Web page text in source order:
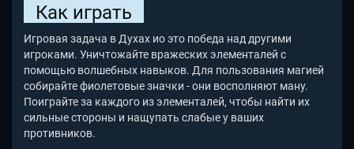
Как играть
Игровая задача в Духах ио это победа над другими
игроками. Уничтожайте вражеских элементалей с
помощью волшебных навыков. Для пользования магией
собирайте фиолетовые значки - они восполняют ману.
Поиграйте за каждого из элементалей, чтобы найти их
сильные стороны и нащупать слабые у ваших
противников.